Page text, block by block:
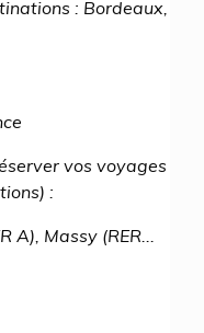
: Bordeaux,
vos voyages
:
A), Massy (RER...